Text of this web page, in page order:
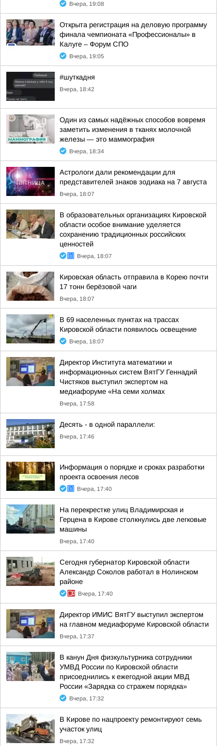
Вчера, 19:08
Открыта регистрация на деловую программу
финала чемпионата «Профессионалы» в
Калуге – Форум СПО
Вчера, 19:05
#шуткадня
Вчера, 18:42
Один из самых надёжных способов вовремя
заметить изменения в тканях молочной
железы — это маммография
Вчера, 18:34
Астрологи дали рекомендации для
представителей знаков зодиака на 7 августа
Вчера, 18:07
В образовательных организациях Кировской
области особое внимание уделяется
сохранению традиционных российских
ценностей
Вчера, 18:07
Кировская область отправила в Корею почти
17 тонн берёзовой чаги
Вчера, 18:07
В 69 населенных пунктах на трассах
Кировской области появилось освещение
Вчера, 18:07
Директор Института математики и
информационных систем ВятГУ Геннадий
Чистяков выступил экспертом на
медиафоруме «На семи холмах
Вчера, 17:58
Десять - в одной параллели:
Вчера, 17:46
Информация о порядке и сроках разработки
проекта освоения лесов
Вчера, 17:40
На перекрестке улиц Владимирская и
Герцена в Кирове столкнулись две легковые
машины
Вчера, 17:40
Сегодня губернатор Кировской области
Александр Соколов работал в Нолинском
районе
Вчера, 17:40
Директор ИМИС ВятГУ выступил экспертом
на главном медиафоруме Кировской области
Вчера, 17:37
В канун Дня физкультурника сотрудники
УМВД России по Кировской области
присоеднились к ежегодной акции МВД
России «Зарядка со стражем порядка»
Вчера, 17:32
В Кирове по нацпроекту ремонтируют семь
участок улиц
Вчера, 17:32